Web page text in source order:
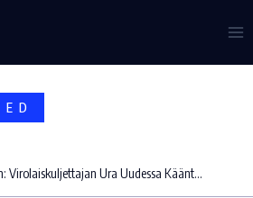
Ott Tänak Jättää WRC-Sarjan: Virolaiskuljettajan Ura Uudessa Käänteessä